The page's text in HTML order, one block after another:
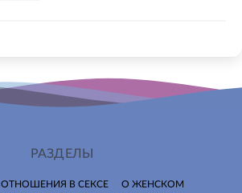
РАЗДЕЛЫ
ОТНОШЕНИЯ В СЕКСЕ
О ЖЕНСКОМ